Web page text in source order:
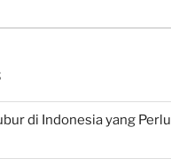
di Indonesia yang Perlu